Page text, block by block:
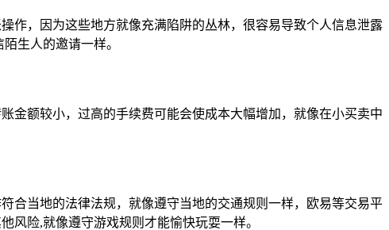
作，因为这些地方就像充满陷阱的丛林，很容易导致个人信息泄露
生人的邀请一样。
金额较小，过高的手续费可能会使成本大幅增加，就像在小买卖中
合当地的法律法规，就像遵守当地的交通规则一样，欧易等交易平
风险,就像遵守游戏规则才能愉快玩耍一样。